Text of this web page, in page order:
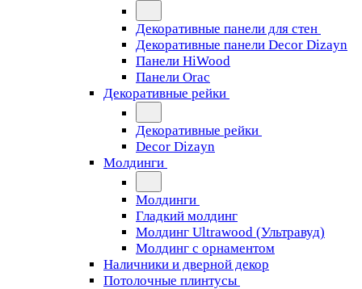
Декоративные панели для стен
Декоративные панели Decor Dizayn
Панели HiWood
Панели Orac
Декоративные рейки
Декоративные рейки
Decor Dizayn
Молдинги
Молдинги
Гладкий молдинг
Молдинг Ultrawood (Ультравуд)
Молдинг с орнаментом
Наличники и дверной декор
Потолочные плинтусы